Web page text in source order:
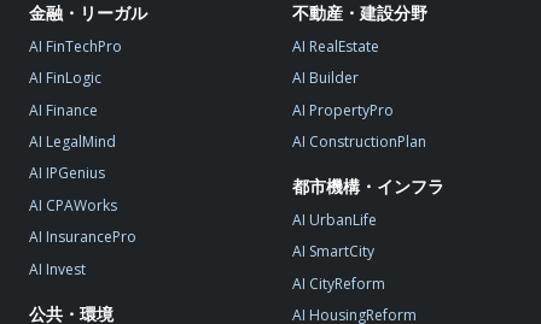
金融・リーガル
AI FinTechPro
AI FinLogic
AI Finance
AI LegalMind
AI IPGenius
AI CPAWorks
AI InsurancePro
AI Invest
公共・環境
不動産・建設分野
AI RealEstate
AI Builder
AI PropertyPro
AI ConstructionPlan
都市機構・インフラ
AI UrbanLife
AI SmartCity
AI CityReform
AI HousingReform